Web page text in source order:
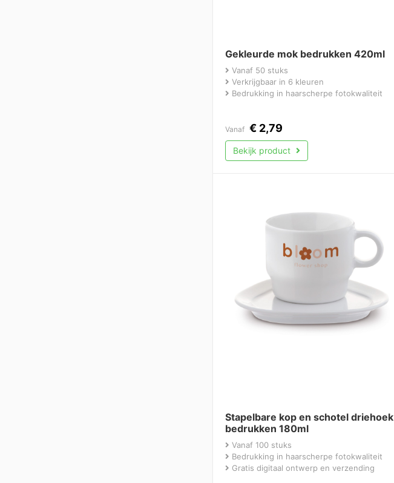
Gekleurde mok bedrukken 420ml
Vanaf 50 stuks
Verkrijgbaar in 6 kleuren
Bedrukking in haarscherpe fotokwaliteit
Vanaf € 2,79
Bekijk product
Stapelbare kop en schotel driehoek
bedrukken 180ml
Vanaf 100 stuks
Bedrukking in haarscherpe fotokwaliteit
Gratis digitaal ontwerp en verzending